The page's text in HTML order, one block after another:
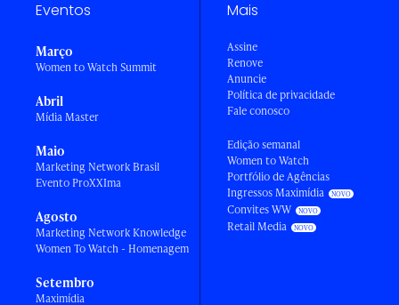
Eventos
Março
Women to Watch Summit
Abril
Mídia Master
Maio
Marketing Network Brasil
Evento ProXXIma
Agosto
Marketing Network Knowledge
Women To Watch - Homenagem
Setembro
Maximídia
Mais
Assine
Renove
Anuncie
Política de privacidade
Fale conosco
Edição semanal
Women to Watch
Portfólio de Agências
Ingressos Maximídia
Convites WW
Retail Media